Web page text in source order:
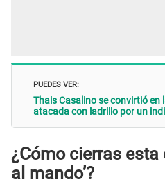
PUEDES VER:
Thais Casalino se convirtió en
atacada con ladrillo por un
¿Cómo cierras esta
al mando’?